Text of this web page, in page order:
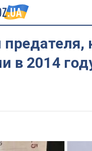
в 2014